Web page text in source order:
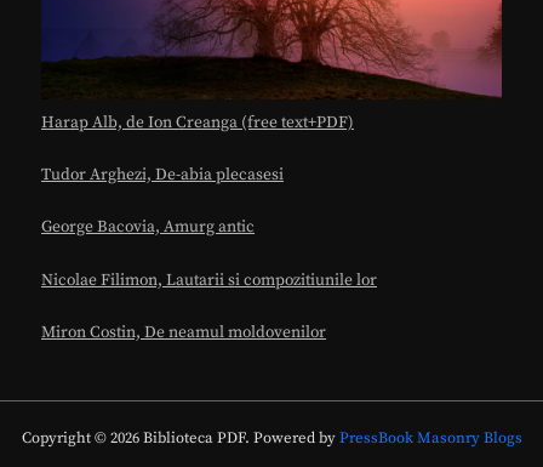
Harap Alb, de Ion Creanga (free text+PDF)
Tudor Arghezi, De-abia plecasesi
George Bacovia, Amurg antic
Nicolae Filimon, Lautarii si compozitiunile lor
Miron Costin, De neamul moldovenilor
Copyright © 2026 Biblioteca PDF. Powered byPressBook Masonry Blogs